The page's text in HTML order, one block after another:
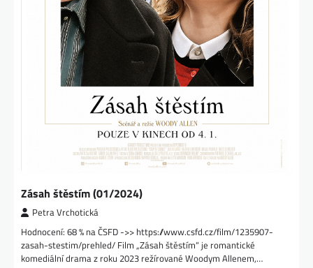
Zásah štěstím (01/2024)
Petra Vrchotická
Hodnocení: 68 % na ČSFD ->> https://www.csfd.cz/film/1235907-
zasah-stestim/prehled/ Film „Zásah štěstím“ je romantické
komediální drama z roku 2023 režírované Woodym Allenem,…